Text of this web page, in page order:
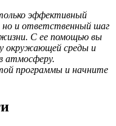
эффективный
но и ответственный шаг
жизни. С ее помощью вы
окружающей среды и
атмосферу.
программы и начните